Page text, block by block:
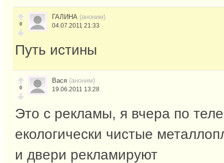
0
ГАЛИНА (аноним)
04.07.2011 21:33
Путь истины
0
Вася (аноним)
19.06.2011 13:28
Это с рекламы, я вчера по
екологически чистые
и двери рекламируют